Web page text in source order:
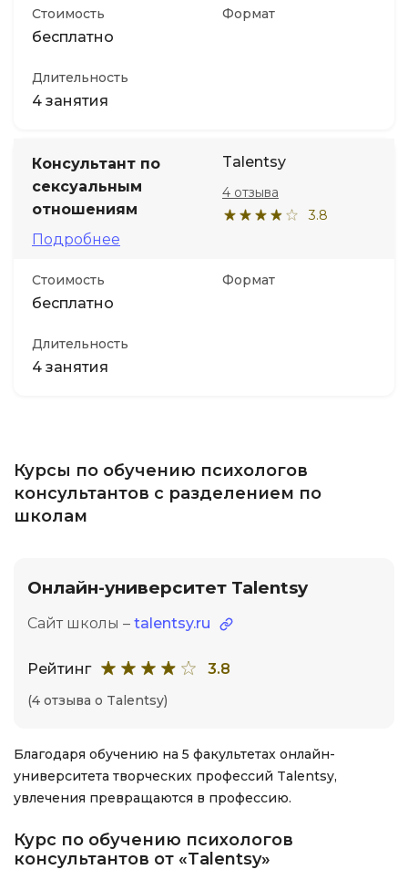
Стоимость
бесплатно
Формат
Длительность
4 занятия
Консультант по
сексуальным
отношениям
Подробнее
Talentsy
3.8
4 отзыва
Стоимость
бесплатно
Формат
Длительность
4 занятия
Курсы по обучению психологов
консультантов с разделением по
школам
Онлайн-университет Talentsy
Сайт школы – talentsy.ru
Рейтинг 3.8
(4 отзыва о Talentsy)
Благодаря обучению на 5 факультетах онлайн-
университета творческих профессий Talentsy,
увлечения превращаются в профессию.
Курс по обучению психологов
консультантов от «Talentsy»